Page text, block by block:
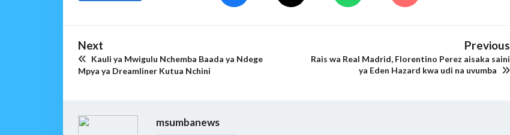
Next
Kauli ya Mwigulu Nchemba Baada ya Ndege
Mpya ya Dreamliner Kutua Nchini
Previous
Rais wa Real Madrid, Florentino Perez aisaka saini
ya Eden Hazard kwa udi na uvumba
msumbanews